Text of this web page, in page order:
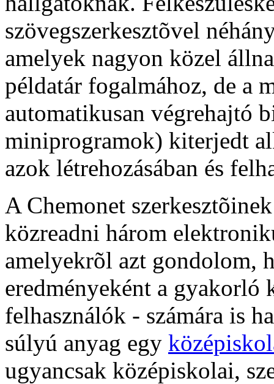
szövegszerkesztõvel
amelyek nagyon közel
példatár fogalmához, de a
automatikusan végrehajtó
miniprogramok) kiterjedt
azok létrehozásában és
A Chemonet
közreadni három
amelyekrõl azt gondolom,
eredményeként a
felhasználók - számára is
súlyú anyag egy
ugyancsak középiskolai,